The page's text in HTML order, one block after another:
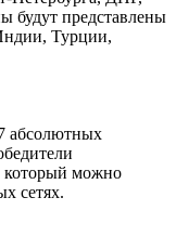
будут представлены
Турции,
абсолютных
который можно
сетях.